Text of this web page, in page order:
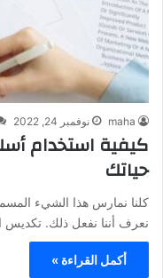
maha نوفمبر 24, 2022
كيفية استخدام
حياتك
كلنا نمارس هذا الشيء
نعرف أننا نفعل ذلك. تكديس
أكمل القراءة »